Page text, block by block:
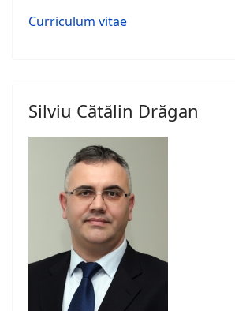
Curriculum vitae
Silviu Cătălin Drăgan